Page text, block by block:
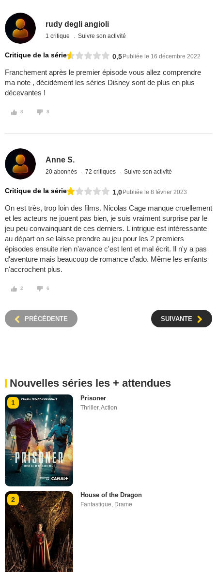
rudy degli angioli
1 critique Suivre son activité
Critique de la série 0,5 Publiée le 16 décembre 2022
Franchement après le premier épisode vous allez comprendre
ma note , décidément les séries Disney sont de plus en plus
décevantes !
8 8
Anne S.
20 abonnés 72 critiques Suivre son activité
Critique de la série 1,0 Publiée le 8 février 2023
On est très, trop loin des films. Nicolas Cage manque cruellement
et les acteurs ne jouent pas bien, je suis vraiment surprise par le
jeu peu convainquant de ces derniers. L'intrigue est intéressante
au départ on se laisse prendre au jeu pour les 2 premiers
épisodes ensuite rien n'avance c'est lent et mal écrit. Il n'y a pas
d'aventure mais beaucoup de romance d'ado. Même les enfants
n'accrochent plus.
2 6
PRÉCÉDENTE SUIVANTE
Nouvelles séries les + attendues
1
Prisoner
Thriller,Action
2
House of the Dragon
Fantastique Drame